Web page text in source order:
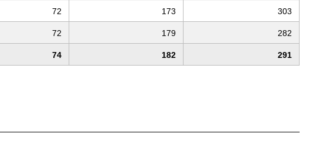
72 173 303
72 179 282
74 182 291